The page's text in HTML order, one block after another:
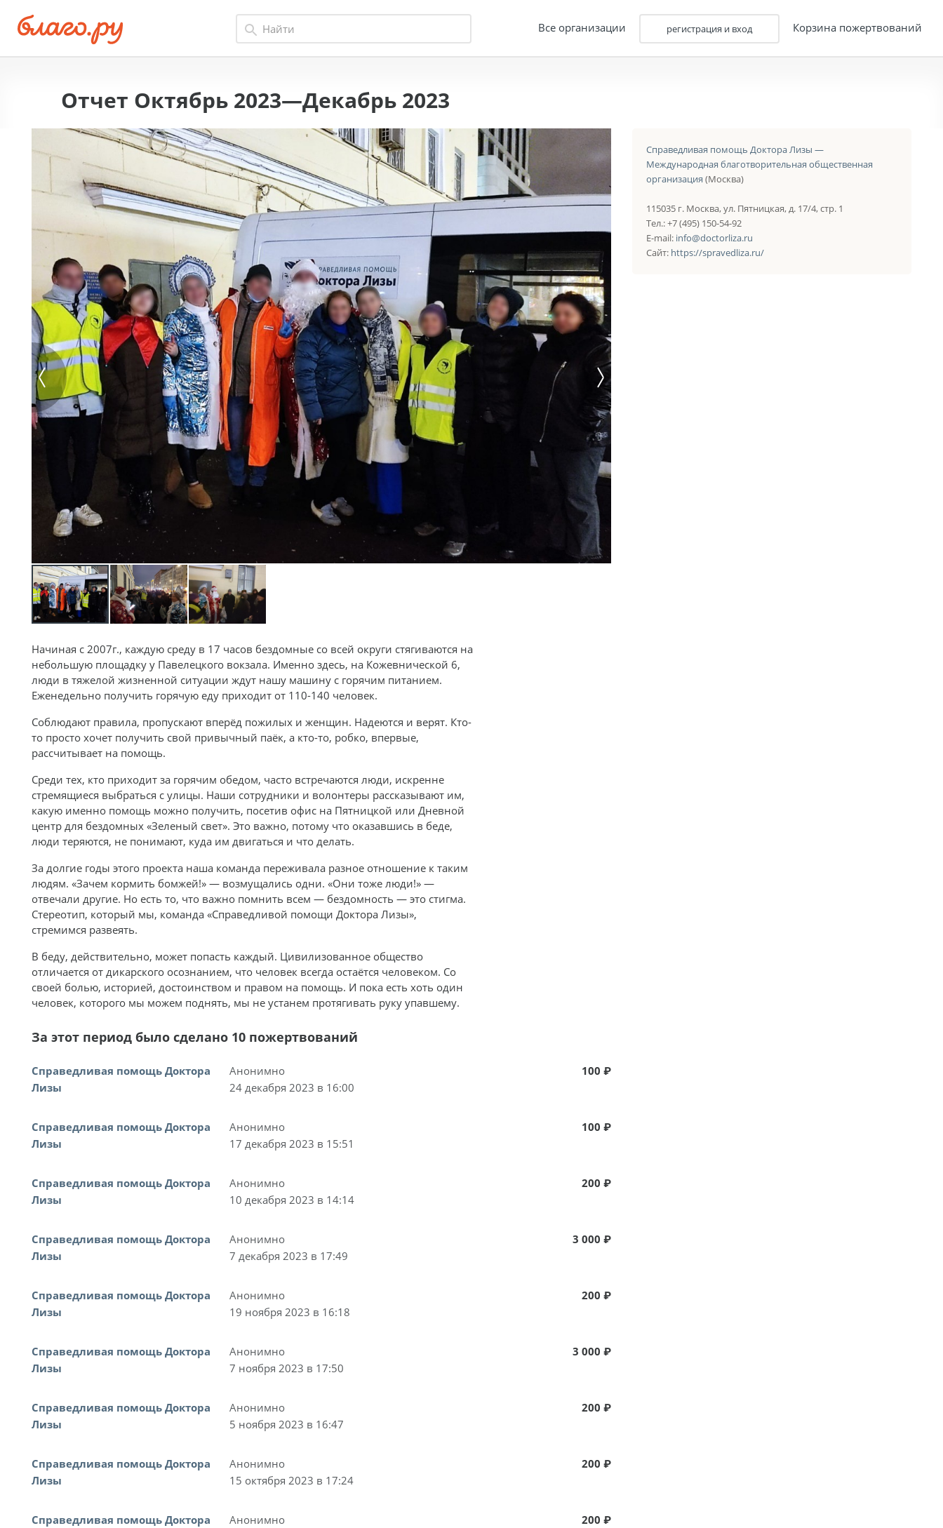
Все организации регистрация и вход Корзина пожертвований
Отчет Октябрь 2023—Декабрь 2023
Начиная с 2007г., каждую среду в 17 часов бездомные со всей округи стягиваются на
небольшую площадку у Павелецкого вокзала. Именно здесь, на Кожевнической 6,
люди в тяжелой жизненной ситуации ждут нашу машину с горячим питанием.
Еженедельно получить горячую еду приходит от 110-140 человек.
Соблюдают правила, пропускают вперёд пожилых и женщин. Надеются и верят. Кто-
то просто хочет получить свой привычный паёк, а кто-то, робко, впервые,
рассчитывает на помощь.
Среди тех, кто приходит за горячим обедом, часто встречаются люди, искренне
стремящиеся выбраться с улицы. Наши сотрудники и волонтеры рассказывают им,
какую именно помощь можно получить, посетив офис на Пятницкой или Дневной
центр для бездомных «Зеленый свет». Это важно, потому что оказавшись в беде,
люди теряются, не понимают, куда им двигаться и что делать.
За долгие годы этого проекта наша команда переживала разное отношение к таким
людям. «Зачем кормить бомжей!» — возмущались одни. «Они тоже люди!» —
отвечали другие. Но есть то, что важно помнить всем — бездомность — это стигма.
Стереотип, который мы, команда «Справедливой помощи Доктора Лизы»,
стремимся развеять.
В беду, действительно, может попасть каждый. Цивилизованное общество
отличается от дикарского осознанием, что человек всегда остаётся человеком. Со
своей болью, историей, достоинством и правом на помощь. И пока есть хоть один
человек, которого мы можем поднять, мы не устанем протягивать руку упавшему.
За этот период было сделано 10 пожертвований
Справедливая помощь Доктора
Лизы
Анонимно
24 декабря 2023 в 16:00
100 ₽
Справедливая помощь Доктора
Лизы
Анонимно
17 декабря 2023 в 15:51
100 ₽
Справедливая помощь Доктора
Лизы
Анонимно
10 декабря 2023 в 14:14
200 ₽
Справедливая помощь Доктора
Лизы
Анонимно
7 декабря 2023 в 17:49
3 000 ₽
Справедливая помощь Доктора
Лизы
Анонимно
19 ноября 2023 в 16:18
200 ₽
Справедливая помощь Доктора
Лизы
Анонимно
7 ноября 2023 в 17:50
3 000 ₽
Справедливая помощь Доктора
Лизы
Анонимно
5 ноября 2023 в 16:47
200 ₽
Справедливая помощь Доктора
Лизы
Анонимно
15 октября 2023 в 17:24
200 ₽
Справедливая помощь Доктора
Анонимно
200 ₽
Справедливая помощь Доктора Лизы —
Международная благотворительная общественная
организация (Москва)
115035 г. Москва, ул. Пятницкая, д. 17/4, стр. 1
Тел.: +7 (495) 150-54-92
E-mail: info@doctorliza.ru
Сайт: https://spravedliza.ru/